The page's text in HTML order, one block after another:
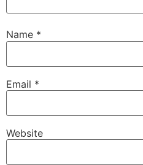
Name *
Email *
Website